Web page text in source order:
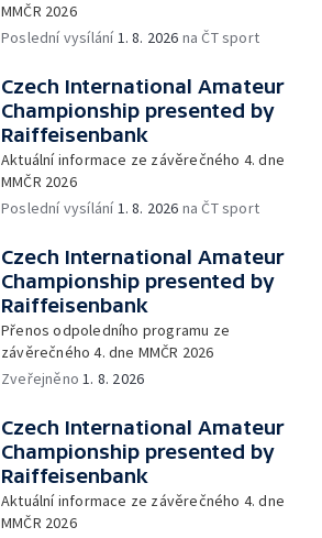
MMČR 2026
Poslední vysílání1. 8. 2026 na ČT sport
Czech International Amateur
Championship presented by
Raiffeisenbank
Aktuální informace ze závěrečného 4. dne
MMČR 2026
Poslední vysílání1. 8. 2026 na ČT sport
Czech International Amateur
Championship presented by
Raiffeisenbank
Přenos odpoledního programu ze
závěrečného 4. dne MMČR 2026
Zveřejněno1. 8. 2026
Czech International Amateur
Championship presented by
Raiffeisenbank
Aktuální informace ze závěrečného 4. dne
MMČR 2026